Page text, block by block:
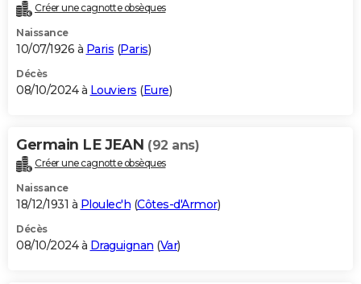
Créer une cagnotte obsèques
Naissance
10/07/1926 à Paris (Paris)
Décès
08/10/2024 à Louviers (Eure)
Germain LE JEAN (92 ans)
Créer une cagnotte obsèques
Naissance
18/12/1931 à Ploulec'h (Côtes-d'Armor)
Décès
08/10/2024 à Draguignan (Var)